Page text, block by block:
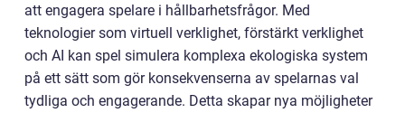
att engagera spelare i hållbarhetsfrågor. Med
teknologier som virtuell verklighet, förstärkt verklighet
och AI kan spel simulera komplexa ekologiska system
på ett sätt som gör konsekvenserna av spelarnas val
tydliga och engagerande. Detta skapar nya möjligheter